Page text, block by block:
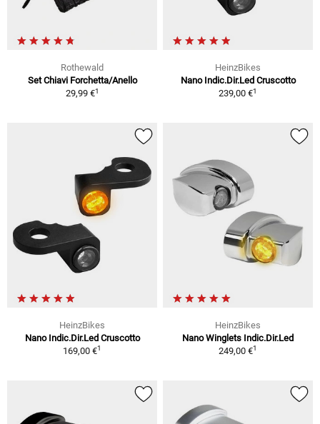
Rothewald
Set Chiavi Forchetta/Anello
29,99 €1
HeinzBikes
Nano Indic.Dir.Led Cruscotto
239,00 €1
HeinzBikes
Nano Indic.Dir.Led Cruscotto
169,00 €1
HeinzBikes
Nano Winglets Indic.Dir.Led
249,00 €1